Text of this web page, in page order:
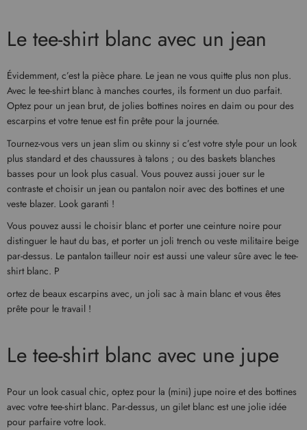
Le tee-shirt blanc avec un jean
Évidemment, c’est la pièce phare. Le jean ne vous quitte plus non plus.
Avec le tee-shirt blanc à manches courtes, ils forment un duo parfait.
Optez pour un jean brut, de jolies bottines noires en daim ou pour des
escarpins et votre tenue est fin prête pour la journée.
Tournez-vous vers un jean slim ou skinny si c’est votre style pour un look
plus standard et des chaussures à talons ; ou des baskets blanches
basses pour un look plus casual. Vous pouvez aussi jouer sur le
contraste et choisir un jean ou pantalon noir avec des bottines et une
veste blazer. Look garanti !
Vous pouvez aussi le choisir blanc et porter une ceinture noire pour
distinguer le haut du bas, et porter un joli trench ou veste militaire beige
par-dessus. Le pantalon tailleur noir est aussi une valeur sûre avec le tee-
shirt blanc. P
ortez de beaux escarpins avec, un joli sac à main blanc et vous êtes
prête pour le travail !
Le tee-shirt blanc avec une jupe
Pour un look casual chic, optez pour la (mini) jupe noire et des bottines
avec votre tee-shirt blanc. Par-dessus, un gilet blanc est une jolie idée
pour parfaire votre look.